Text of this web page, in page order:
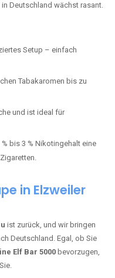
Deutschland wächst rasant.
Setup – einfach
Tabakaromen bis zu
und ist ideal für
% bis 3 % Nikotingehalt eine
in Elzweiler
ist zurück, und wir bringen
Deutschland. Egal, ob Sie
Elf Bar 5000 bevorzugen,